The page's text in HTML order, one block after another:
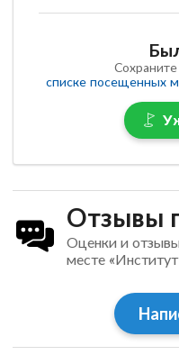
списке посещенных
Отзывы
Оценки и
месте